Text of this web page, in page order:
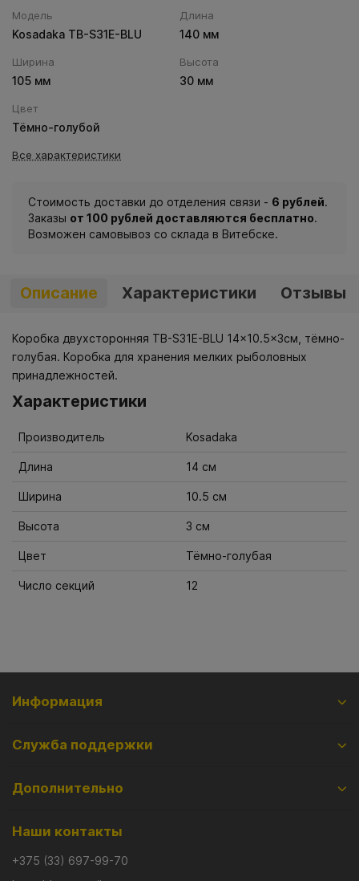
Модель
Kosadaka TB-S31E-BLU
Длина
140 мм
Ширина
105 мм
Высота
30 мм
Цвет
Тёмно-голубой
Все характеристики
Стоимость доставки до отделения связи - 6 рублей.
Заказы от 100 рублей доставляются бесплатно.
Возможен самовывоз со склада в Витебске.
Описание Характеристики Отзывы
Коробка двухсторонняя TB-S31E-BLU 14x10.5x3см, тёмно-
голубая. Коробка для хранения мелких рыболовных
принадлежностей.
Характеристики
Производитель Kosadaka
Длина 14 см
Ширина 10.5 см
Высота 3 см
Цвет Тёмно-голубая
Число секций 12
Информация
Служба поддержки
Дополнительно
Наши контакты
+375 (33) 697-99-70